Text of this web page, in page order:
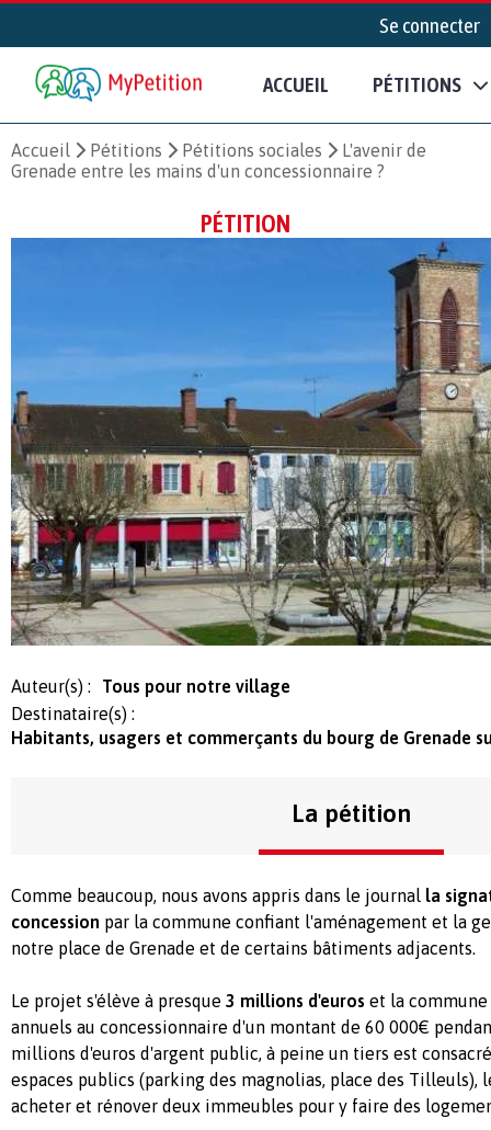
Se connecter
ACCUEIL PÉTITIONS
Accueil Pétitions Pétitions sociales
L'avenir de
Grenade entre les mains d'un concessionnaire ?
PÉTITION
Auteur(s) :
Tous pour notre village
Destinataire(s) :
Habitants, usagers et commerçants du bourg de Grenade
La pétition
Comme beaucoup, nous avons appris dans le journal la
concession par la commune confiant l'aménagement et la
notre place de Grenade et de certains bâtiments adjacents.
Le projet s'élève à presque 3 millions d'euros et la
annuels au concessionnaire d'un montant de 60 000€
millions d'euros d'argent public, à peine un tiers est
espaces publics (parking des magnolias, place des Tilleuls),
acheter et rénover deux immeubles pour y faire des